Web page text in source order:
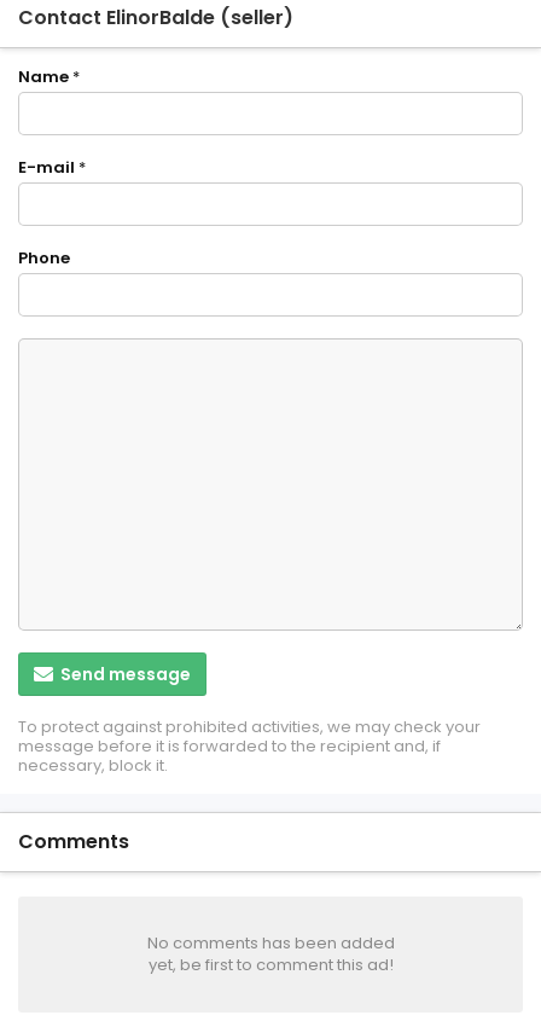
Contact ElinorBalde (seller)
Name *
E-mail *
Phone
Send message
To protect against prohibited activities, we may check your
message before it is forwarded to the recipient and, if
necessary, block it.
Comments
No comments has been added
yet, be first to comment this ad!